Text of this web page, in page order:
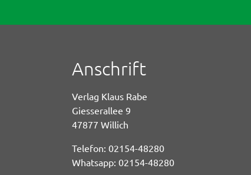
Anschrift
Verlag Klaus Rabe
Giesserallee 9
47877 Willich
Telefon: 02154-48280
Whatsapp: 02154-48280